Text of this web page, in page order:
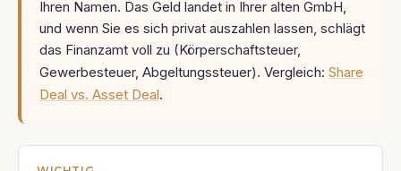
Ihren Namen. Das Geld landet in Ihrer alten GmbH,
und wenn Sie es sich privat auszahlen lassen, schlägt
das Finanzamt voll zu (Körperschaftsteuer,
Gewerbesteuer, Abgeltungssteuer). Vergleich: Share
Deal vs. Asset Deal.